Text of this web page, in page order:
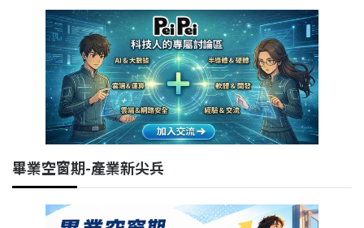
畢業空窗期-產業新尖兵